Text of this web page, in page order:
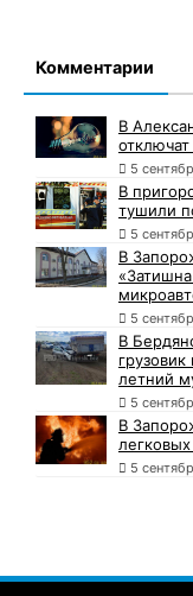
Комментарии
В
5
В
тушили
5
В
5
В
летний
5
В
5